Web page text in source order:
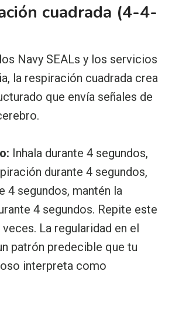
cuadrada (4-4-
Navy SEALs y los servicios
la respiración cuadrada crea
que envía señales de
Inhala durante 4 segundos,
durante 4 segundos,
4 segundos, mantén la
4 segundos. Repite este
La regularidad en el
patrón predecible que tu
interpreta como